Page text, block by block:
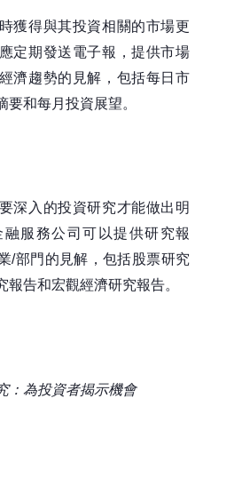
獲得與其投資相關的市場更
定期發送電子報，提供市場
濟趨勢的見解，包括每日市
和每月投資展望。
深入的投資研究才能做出明
服務公司可以提供研究報
/部門的見解，包括股票研究
報告和宏觀經濟研究報告。
：為投資者揭示機會